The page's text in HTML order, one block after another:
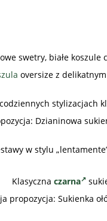
swetry, białe
oversize z
stylizacjach
Dzianinowa
w stylu
Klasyczna czarna
propozycja: Sukienka